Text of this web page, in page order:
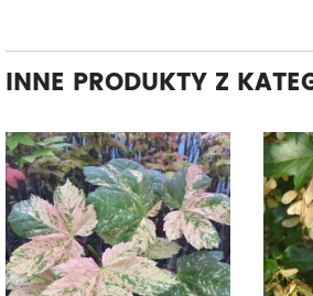
INNE PRODUKTY Z